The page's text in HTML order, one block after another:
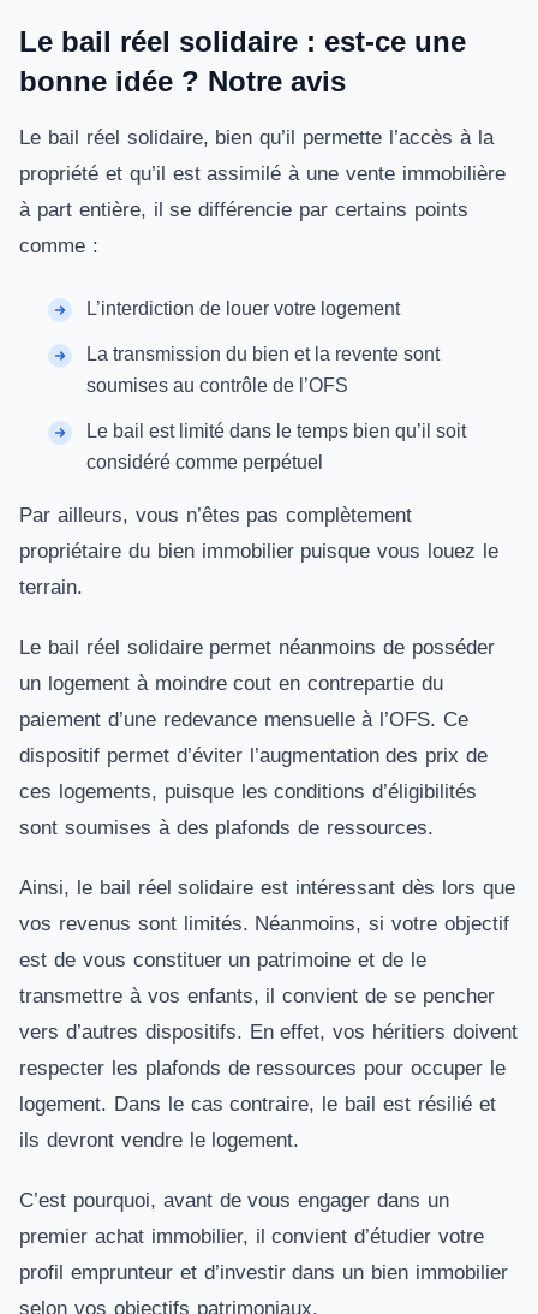
Le bail réel solidaire : est-ce une
bonne idée ? Notre avis
Le bail réel solidaire, bien qu’il permette l’accès à la
propriété et qu’il est assimilé à une vente immobilière
à part entière, il se différencie par certains points
comme :
L’interdiction de louer votre logement
La transmission du bien et la revente sont
soumises au contrôle de l’OFS
Le bail est limité dans le temps bien qu’il soit
considéré comme perpétuel
Par ailleurs, vous n’êtes pas complètement
propriétaire du bien immobilier puisque vous louez le
terrain.
Le bail réel solidaire permet néanmoins de posséder
un logement à moindre cout en contrepartie du
paiement d’une redevance mensuelle à l’OFS. Ce
dispositif permet d’éviter l’augmentation des prix de
ces logements, puisque les conditions d’éligibilités
sont soumises à des plafonds de ressources.
Ainsi, le bail réel solidaire est intéressant dès lors que
vos revenus sont limités. Néanmoins, si votre objectif
est de vous constituer un patrimoine et de le
transmettre à vos enfants, il convient de se pencher
vers d’autres dispositifs. En effet, vos héritiers doivent
respecter les plafonds de ressources pour occuper le
logement. Dans le cas contraire, le bail est résilié et
ils devront vendre le logement.
C’est pourquoi, avant de vous engager dans un
premier achat immobilier, il convient d’étudier votre
profil emprunteur et d’investir dans un bien immobilier
selon vos objectifs patrimoniaux.